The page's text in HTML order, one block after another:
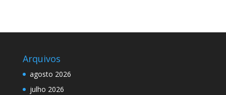
Arquivos
agosto 2026
julho 2026